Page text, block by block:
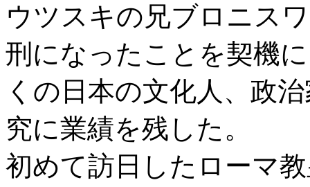
ウツスキの兄ブロニス
刑になったことを契機
くの日本の文化人、政
究に業績を残した。
初めて訪日したローマ